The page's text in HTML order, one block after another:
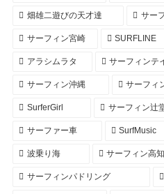
畑雄二遊びの天才達 サー
サーフィン宮崎 SURFLINE
アラシムラタ サーフィンテ
サーフィン沖縄 サーフィ
SurferGirl サーフィン辻
サーファー車 SurfMusic
波乗り海 サーフィン高知
サーフィンパドリング